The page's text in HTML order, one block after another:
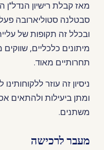
סבטלנה סטוליארובה
ובכלל זה תקופות של
מיתונים כלכליים,
תחרותיים מאוד.
ניסיון זה עוזר
ומתן ביעילות ולהתאים
משתנים.
מעבר לרכישה